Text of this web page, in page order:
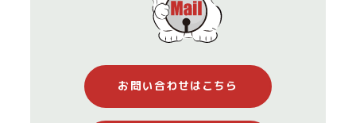
お問い合わせはこちら